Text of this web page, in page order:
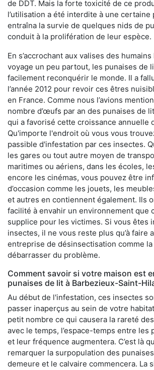
de DDT. Mais la forte toxicité de ce
l’utilisation a été interdite à une certaine
entraîna la survie de quelques nids de
conduit à la prolifération de leur espèce.
En s’accrochant aux valises des
voyage un peu partout, les punaises de
facilement reconquérir le monde. Il a
l’année 2012 pour revoir ces êtres
en France. Comme nous l’avions
nombre d’œufs par an des punaises de
qui a favorisé cette croissance annuelle
Qu'importe l'endroit où vous vous
passible d'infestation par ces insectes.
les gares ou tout autre moyen de
maritimes ou aériens, dans les écoles,
encore les cinémas, vous pouvez être
d’occasion comme les jouets, les
et autres en contiennent également. Ils
facilité à envahir un environnement que
supplice pour les victimes. Si vous êtes
insectes, il ne vous reste plus qu’à faire
entreprise de désinsectisation comme
débarrasser du problème.
Comment savoir si votre maison est
punaises de lit à Barbezieux-Saint-
Au début de l'infestation, ces insectes
passer inaperçus au sein de votre
petit nombre ce qui causera la rareté
avec le temps, l’espace-temps entre les
et leur fréquence augmentera. C’est là
remarquer la surpopulation des
demeure et le calvaire commencera. La